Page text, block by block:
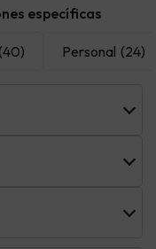
específicas
(40) Personal (24)